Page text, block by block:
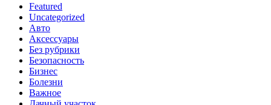
Featured
Uncategorized
Авто
Аксессуары
Без рубрики
Безопасность
Бизнес
Болезни
Важное